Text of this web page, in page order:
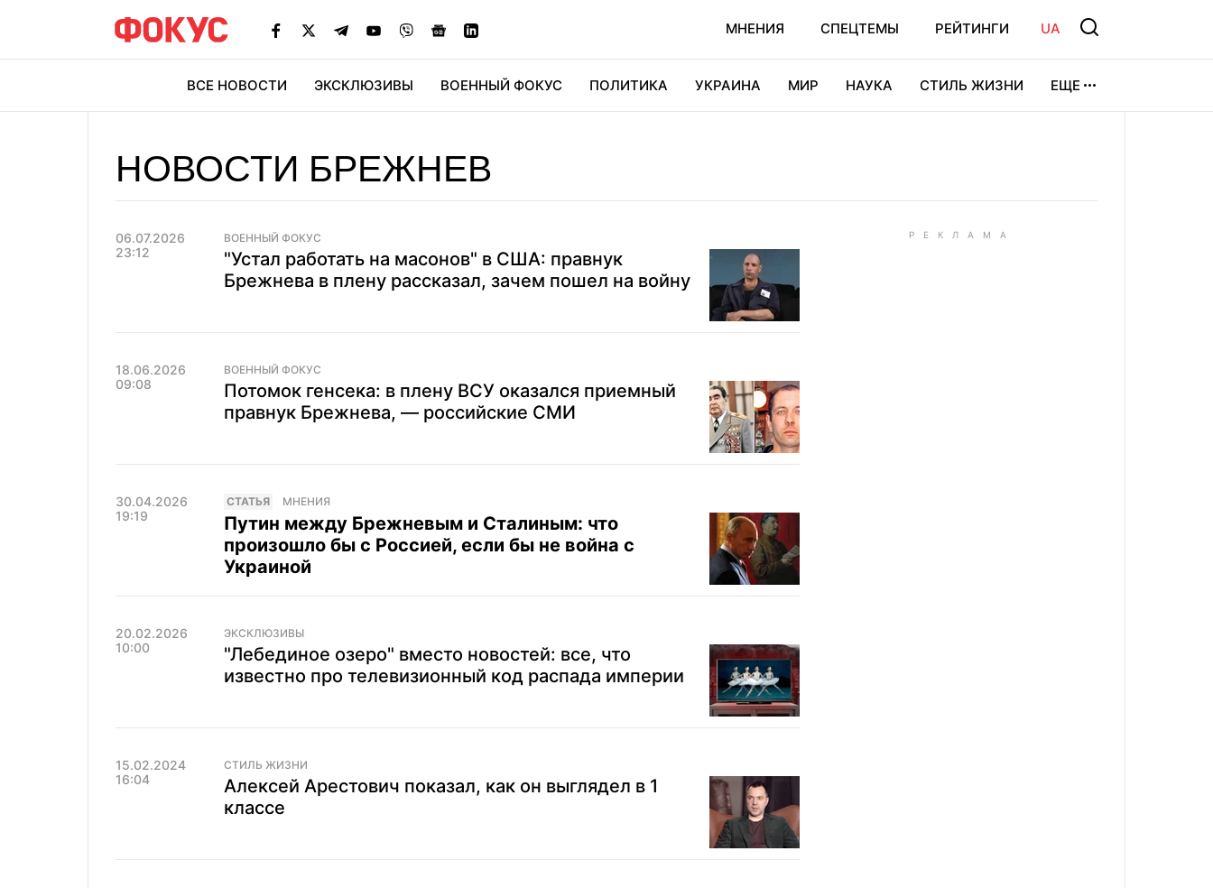
МНЕНИЯ СПЕЦТЕМЫ РЕЙТИНГИ UA
ВСЕ НОВОСТИ ЭКСКЛЮЗИВЫ ВОЕННЫЙ ФОКУС ПОЛИТИКА УКРАИНА МИР НАУКА СТИЛЬ ЖИЗНИ ЕЩЕ
НОВОСТИ БРЕЖНЕВ
06.07.2026
23:12
ВОЕННЫЙ ФОКУС
"Устал работать на масонов" в США: правнук
Брежнева в плену рассказал, зачем пошел на войну
18.06.2026
09:08
ВОЕННЫЙ ФОКУС
Потомок генсека: в плену ВСУ оказался приемный
правнук Брежнева, — российские СМИ
30.04.2026
19:19
CТАТЬЯ МНЕНИЯ
Путин между Брежневым и Сталиным: что
произошло бы с Россией, если бы не война с
Украиной
20.02.2026
10:00
ЭКСКЛЮЗИВЫ
"Лебединое озеро" вместо новостей: все, что
известно про телевизионный код распада империи
15.02.2024
16:04
СТИЛЬ ЖИЗНИ
Алексей Арестович показал, как он выглядел в 1
классе